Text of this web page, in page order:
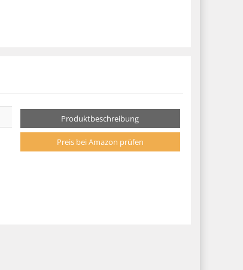
Produktbeschreibung
Preis bei Amazon prüfen